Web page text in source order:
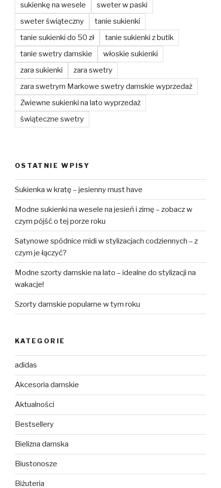
sukienkę na wesele
sweter w paski
sweter świąteczny
tanie sukienki
tanie sukienki do 50 zł
tanie sukienki z butik
tanie swetry damskie
włoskie sukienki
zara sukienki
zara swetry
zara swetrym Markowe swetry damskie wyprzedaż
Zwiewne sukienki na lato wyprzedaż
świąteczne swetry
OSTATNIE WPISY
Sukienka w kratę – jesienny must have
Modne sukienki na wesele na jesień i zimę – zobacz w
czym pójść o tej porze roku
Satynowe spódnice midi w stylizacjach codziennych – z
czym je łączyć?
Modne szorty damskie na lato – idealne do stylizacji na
wakacje!
Szorty damskie popularne w tym roku
KATEGORIE
adidas
Akcesoria damskie
Aktualności
Bestsellery
Bielizna damska
Biustonosze
Biżuteria